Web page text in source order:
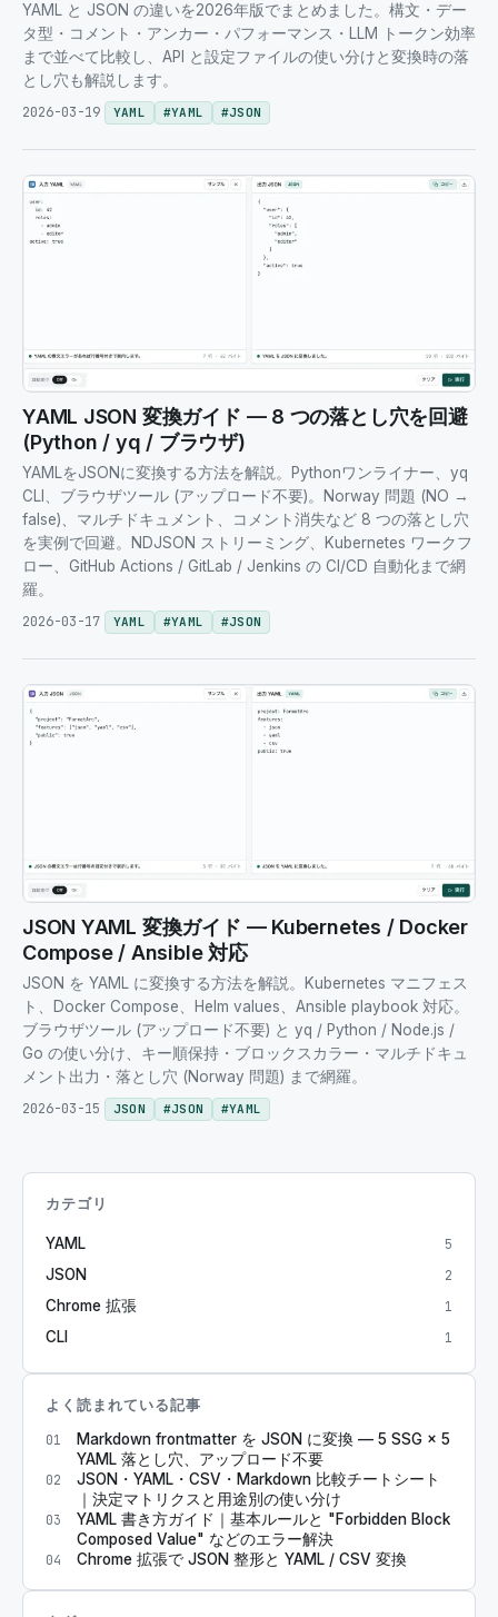
YAML と JSON の違いを2026年版でまとめました。構文・デー
タ型・コメント・アンカー・パフォーマンス・LLM トークン効率
まで並べて比較し、API と設定ファイルの使い分けと変換時の落
とし穴も解説します。
2026-03-19
YAML #YAML #JSON
YAML JSON 変換ガイド — 8 つの落とし穴を回避
(Python / yq / ブラウザ)
YAMLをJSONに変換する方法を解説。Pythonワンライナー、yq
CLI、ブラウザツール (アップロード不要)。Norway 問題 (NO →
false)、マルチドキュメント、コメント消失など 8 つの落とし穴
を実例で回避。NDJSON ストリーミング、Kubernetes ワークフ
ロー、GitHub Actions / GitLab / Jenkins の CI/CD 自動化まで網
羅。
2026-03-17
YAML #YAML #JSON
JSON YAML 変換ガイド — Kubernetes / Docker
Compose / Ansible 対応
JSON を YAML に変換する方法を解説。Kubernetes マニフェス
ト、Docker Compose、Helm values、Ansible playbook 対応。
ブラウザツール (アップロード不要) と yq / Python / Node.js /
Go の使い分け、キー順保持・ブロックスカラー・マルチドキュ
メント出力・落とし穴 (Norway 問題) まで網羅。
2026-03-15
JSON #JSON #YAML
カテゴリ
YAML 5
JSON 2
Chrome 拡張 1
CLI 1
よく読まれている記事
01
Markdown frontmatter を JSON に変換 — 5 SSG × 5
YAML 落とし穴、アップロード不要
02
JSON・YAML・CSV・Markdown 比較チートシート
｜決定マトリクスと用途別の使い分け
03
YAML 書き方ガイド｜基本ルールと "Forbidden Block
Composed Value" などのエラー解決
04 Chrome 拡張で JSON 整形と YAML / CSV 変換